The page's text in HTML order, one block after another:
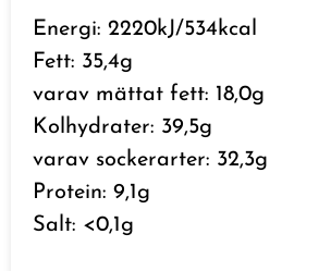
Energi: 2220kJ/534kcal
Fett: 35,4g
varav mättat fett: 18,0g
Kolhydrater: 39,5g
varav sockerarter: 32,3g
Protein: 9,1g
Salt: <0,1g